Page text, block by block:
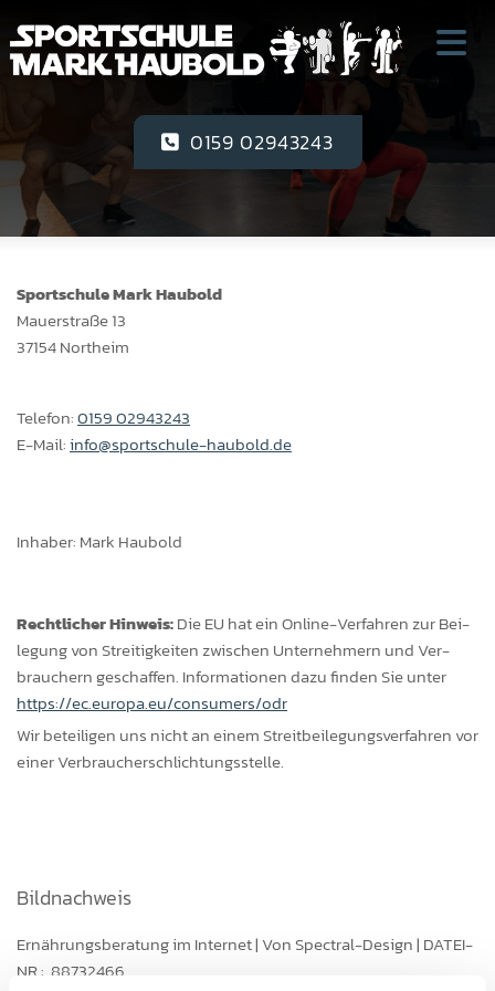
0159 02943243
Impressum
Sportschule Mark Haubold
Mauerstraße 13
37154 Northeim
Telefon:0159 02943243
E-Mail:info@sportschule-haubold.de
Inhaber: Mark Haubold
Recht­li­cher Hin­weis:Die EU hat ein On­line-Ver­fah­ren zur Bei­
le­gung von Strei­tig­kei­ten zwi­schen Un­ter­neh­mern und Ver­
brau­chern ge­schaf­fen. In­for­ma­tio­nen dazu fin­den Sie unter
https://ec.europa.eu/consumers/odr
Wir be­tei­ligen uns nicht an einem Streit­bei­le­gungs­ver­fah­ren vor
einer Ver­brau­cher­schlich­tungs­stel­le.
Bildnachweis
Ernährungsberatung im Internet | Von Spectral-Design | DATEI-
NR.: 88732466